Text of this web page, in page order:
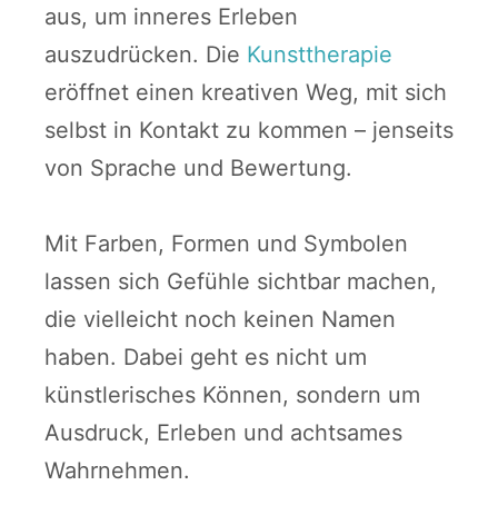
aus, um inneres Erleben
auszudrücken. Die Kunsttherapie
eröffnet einen kreativen Weg, mit sich
selbst in Kontakt zu kommen – jenseits
von Sprache und Bewertung.
Mit Farben, Formen und Symbolen
lassen sich Gefühle sichtbar machen,
die vielleicht noch keinen Namen
haben. Dabei geht es nicht um
künstlerisches Können, sondern um
Ausdruck, Erleben und achtsames
Wahrnehmen.